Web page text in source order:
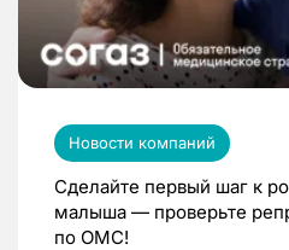
Новости компаний
Сделайте первый шаг к
малыша — проверьте
по ОМС!